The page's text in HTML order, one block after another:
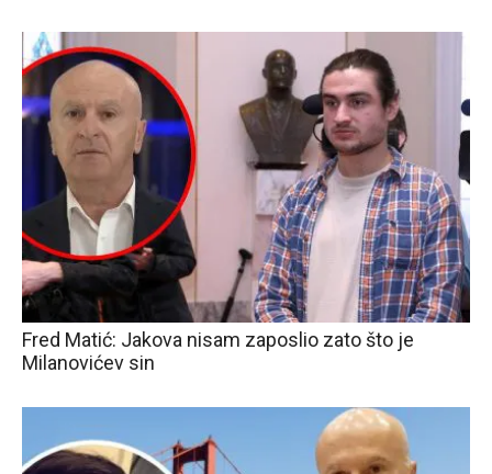
Fred Matić: Jakova nisam zaposlio zato što je
Milanovićev sin